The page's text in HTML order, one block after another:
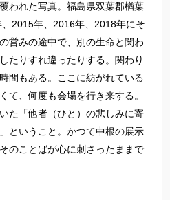
われた写真。福島県双葉郡楢葉
2015年、2016年、2018年にそ
営みの途中で、別の生命と関わ
たりすれ違ったりする。関わり
間もある。ここに紡がれている
て、何度も会場を行き来する。
た「他者（ひと）の悲しみに寄
ということ。かつて中根の展示
のことばが心に刺さったままで